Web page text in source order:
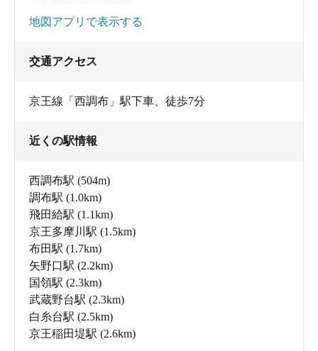
地図アプリで表示する
交通アクセス
京王線「西調布」駅下車、徒歩7分
近くの駅情報
西調布駅 (504m)
調布駅 (1.0km)
飛田給駅 (1.1km)
京王多摩川駅 (1.5km)
布田駅 (1.7km)
矢野口駅 (2.2km)
国領駅 (2.3km)
武蔵野台駅 (2.3km)
白糸台駅 (2.5km)
京王稲田堤駅 (2.6km)